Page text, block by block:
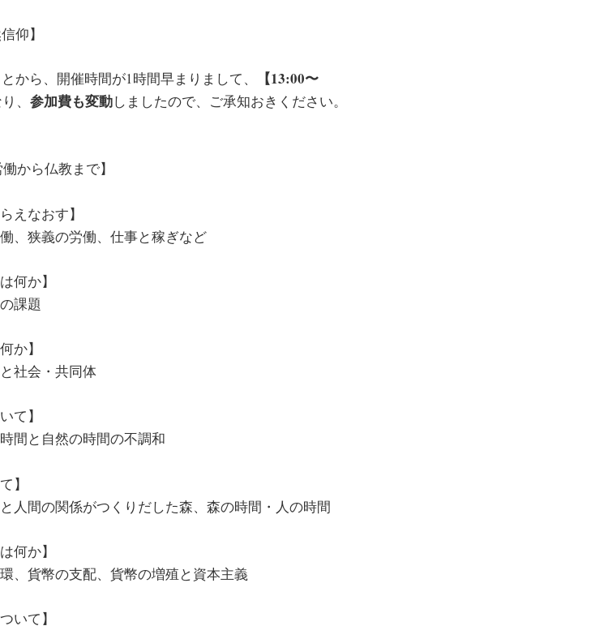
仰】
から、開催時間が1時間早まりまして、
【13:00〜
、 参加費も変動しましたので、ご承知おきください。
から仏教まで】
えなおす】
、狭義の労働、仕事と稼ぎなど
何か】
課題
か】
社会・共同体
て】
間と自然の時間の不調和
】
人間の関係がつくりだした森、森の時間・人の時間
何か】
、貨幣の支配、貨幣の増殖と資本主義
いて】